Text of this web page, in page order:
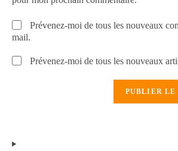
Prévenez-moi de tous les nouveaux
mail.
Prévenez-moi de tous les nouveaux